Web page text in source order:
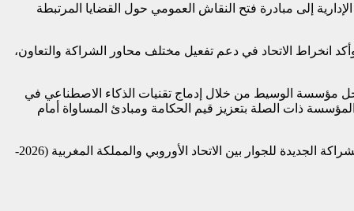
إلى مبادرة فتح النقاش العمومي حول القضايا المرتبطة
انخراط الاتحاد في دعم تفعيل مختلف محاور الشراكة والتعاون،
مؤسسة الوسيط من خلال إدماج تقنيات الذكاء الاصطناعي في
ذات الصلة بتعزيز قيم الحكامة ومبادئ المساواة أمام
وتندرج زيارة سفير الاتحاد الأوروبي بالمغرب لمؤسسة الوسيط في إطار انفتاح المؤسسة على التعاون الدولي، وانخراطها في تفعيل أهداف الشراكة الجديدة للجوار بين الاتحاد الأوروبي والمملكة المغربية (2026-